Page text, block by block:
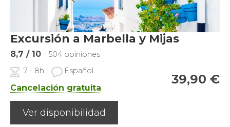
Excursión a Marbella y Mijas
8,7 / 10
504 opiniones
7 - 8h
Español
Cancelación gratuita
39,90 €
Ver disponibilidad